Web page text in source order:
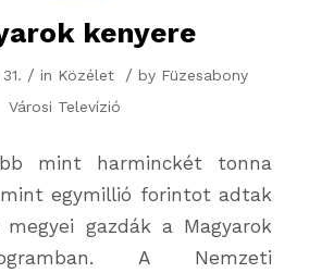
kenyere
/ in Közélet / by Füzesabony
Városi Televízió
mint harminckét tonna
egymillió forintot adtak
gazdák a Magyarok
A Nemzeti